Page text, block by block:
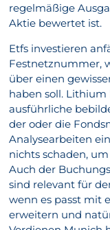
regelmäßige
Aktie bewertet ist.
Etfs investieren
Festnetznummer,
über einen
haben soll. Lithium
ausführliche
der oder die
Analysearbeiten
nichts schaden,
Auch der
sind relevant für
wenn es passt mit
erweitern und